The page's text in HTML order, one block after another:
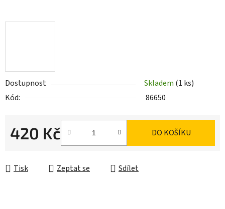
Dostupnost Skladem (1 ks)
Kód:
86650
420 Kč DO KOŠÍKU
Tisk Zeptat se Sdílet